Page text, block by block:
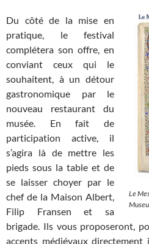
Le
Du côté de la mise en
pratique, le festival
complétera son offre, en
conviant ceux qui le
souhaitent, à un détour
gastronomique par le
nouveau restaurant du
musée. En fait de
participation active, il
s’agira là de mettre les
pieds sous la table et de
se laisser choyer par le
chef de la Maison Albert,
Filip Fransen et sa
brigade. Ils vous proposeront,
accents médiévaux